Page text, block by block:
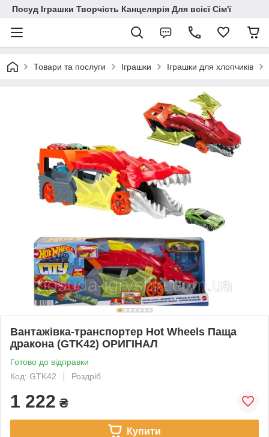
Посуд Іграшки Творчість Канцелярія Для всієї Сім'ї
Товари та послуги Іграшки Іграшки для хлопчиків
Вантажівка-транспортер Hot Wheels Паща
дракона (GTK42) ОРИГІНАЛ
Готово до відправки
Код: GTK42
Роздріб
1 222 ₴
Купити